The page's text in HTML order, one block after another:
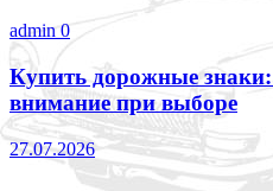
admin 0
Купить дорожные знаки:
внимание при выборе
27.07.2026